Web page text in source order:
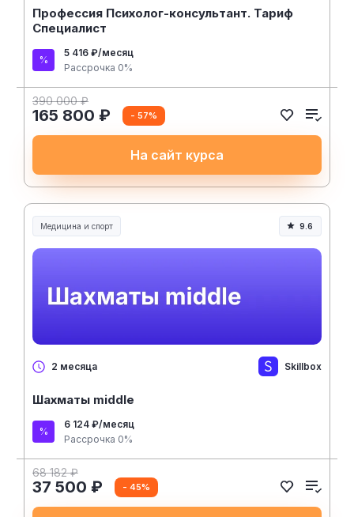
Профессия Психолог-консультант. Тариф
Специалист
5 416 ₽/месяц
Рассрочка 0%
390 000 ₽
165 800 ₽ - 57%
На сайт курса
Медицина и спорт
Медицина, спорт и здоровье
9.6
2 месяца Skillbox
Шахматы middle
6 124 ₽/месяц
Рассрочка 0%
68 182 ₽
37 500 ₽ - 45%